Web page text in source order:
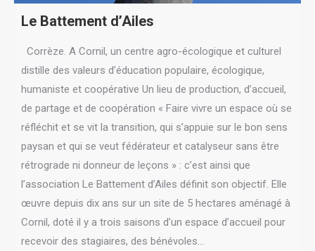
Le Battement d’Ailes
Corrèze. A Cornil, un centre agro-écologique et culturel
distille des valeurs d’éducation populaire, écologique,
humaniste et coopérative Un lieu de production, d’accueil,
de partage et de coopération « Faire vivre un espace où se
réfléchit et se vit la transition, qui s’appuie sur le bon sens
paysan et qui se veut fédérateur et catalyseur sans être
rétrograde ni donneur de leçons » : c’est ainsi que
l’association Le Battement d’Ailes définit son objectif. Elle
œuvre depuis dix ans sur un site de 5 hectares aménagé à
Cornil, doté il y a trois saisons d’un espace d’accueil pour
recevoir des stagiaires, des bénévoles…